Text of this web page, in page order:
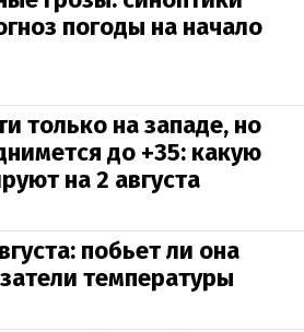
погоды на начало
только на западе, но
до +35: какую
на 2 августа
побьет ли она
температуры